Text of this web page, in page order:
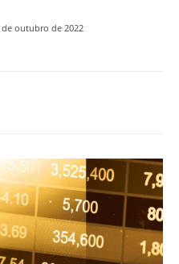
de outubro de 2022